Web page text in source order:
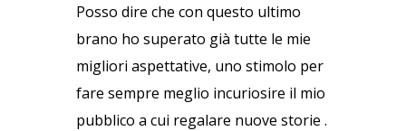
Posso dire che con questo ultimo
brano ho superato già tutte le mie
migliori aspettative, uno stimolo per
fare sempre meglio incuriosire il mio
pubblico a cui regalare nuove storie .